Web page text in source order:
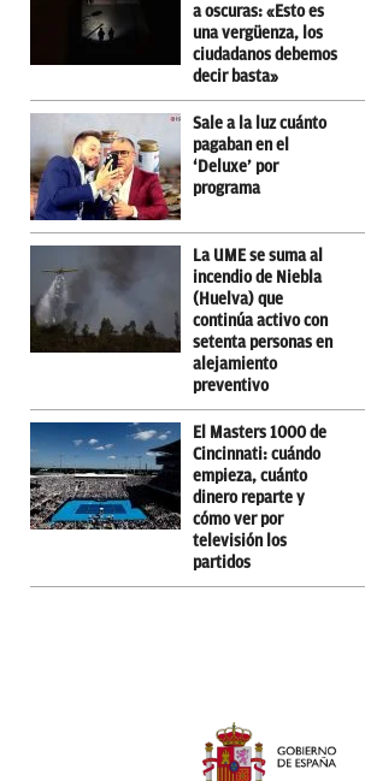
a oscuras: «Esto es
una vergüenza, los
ciudadanos debemos
decir basta»
Sale a la luz cuánto
pagaban en el
‘Deluxe’ por
programa
La UME se suma al
incendio de Niebla
(Huelva) que
continúa activo con
setenta personas en
alejamiento
preventivo
El Masters 1000 de
Cincinnati: cuándo
empieza, cuánto
dinero reparte y
cómo ver por
televisión los
partidos